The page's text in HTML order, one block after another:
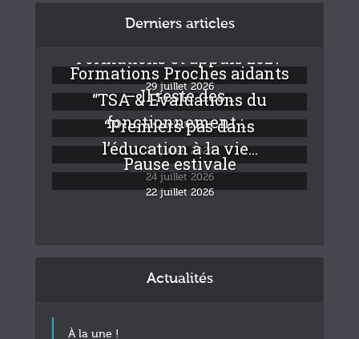
Derniers articles
Formations et appuis 2027
29 juillet 2026
Formations Proches aidants
– Il reste des...
24 juillet 2026
“TSA & Evaluations du
fonctionnement :...
24 juillet 2026
“Premiers pas dans
l’éducation à la vie...
24 juillet 2026
Pause estivale
22 juillet 2026
Actualités
À la une !